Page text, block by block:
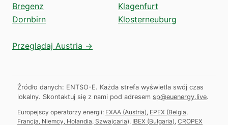
Bregenz
Dornbirn
Klagenfurt
Klosterneuburg
Przeglądaj Austria →
Źródło danych: ENTSO-E. Każda strefa wyświetla swój czas
lokalny. Skontaktuj się z nami pod adresem sp@euenergy.live.
Europejscy operatorzy energii: EXAA (Austria) EPEX (Belgia,
Francja, Niemcy, Holandia, Szwajcaria) IBEX (Bułgaria) CROPEX